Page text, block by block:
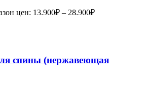
цен: 13.900₽ – 28.900₽
спины (нержавеющая